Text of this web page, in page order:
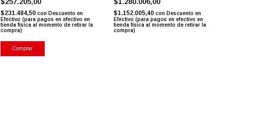
$231.484,50 con Descuento en
Efectivo (para pagos en efectivo en
tienda física al momento de retirar la
compra)
$1.152.005,40 con Descuento en
Efectivo (para pagos en efectivo en
tienda física al momento de retirar la
compra)